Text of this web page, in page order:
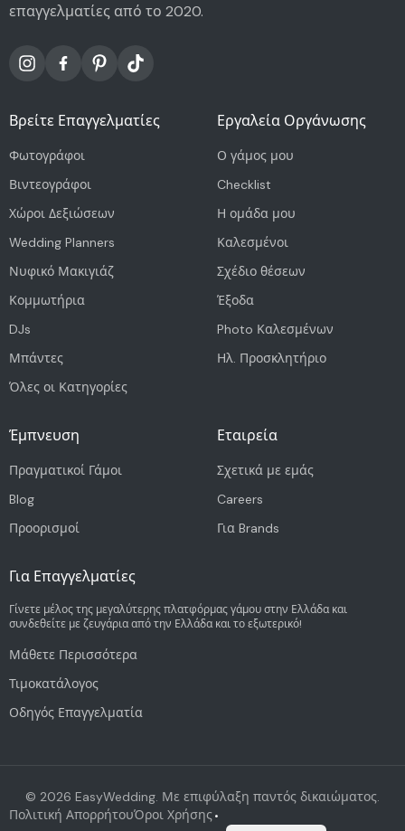
επαγγελματίες από το 2020.
Βρείτε Επαγγελματίες
Φωτογράφοι
Βιντεογράφοι
Χώροι Δεξιώσεων
Wedding Planners
Νυφικό Μακιγιάζ
Κομμωτήρια
DJs
Μπάντες
Όλες οι Κατηγορίες
Εργαλεία Οργάνωσης
Ο γάμος μου
Checklist
Η ομάδα μου
Καλεσμένοι
Σχέδιο θέσεων
Έξοδα
Photo Καλεσμένων
Ηλ. Προσκλητήριο
Έμπνευση
Πραγματικοί Γάμοι
Blog
Προορισμοί
Εταιρεία
Σχετικά με εμάς
Careers
Για Brands
Για Επαγγελματίες
Γίνετε μέλος της μεγαλύτερης πλατφόρμας γάμου στην Ελλάδα και
συνδεθείτε με ζευγάρια από την Ελλάδα και το εξωτερικό!
Μάθετε Περισσότερα
Τιμοκατάλογος
Οδηγός Επαγγελματία
© 2026 EasyWedding. Με επιφύλαξη παντός δικαιώματος.
Πολιτική ΑπορρήτουΌροι Χρήσης•